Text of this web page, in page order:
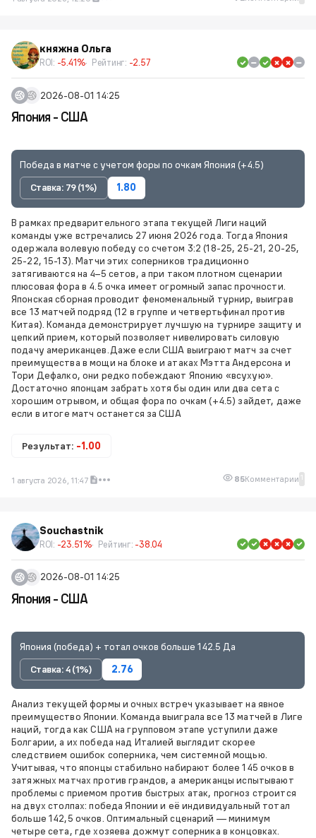
княжна Ольга
ROI: -5.41% Рейтинг: -2.57
2026-08-01 14:25
Япония - США
Победа в матче с учетом форы по очкам Япония (+4.5)
Ставка: 79 (1%)
1.80
В рамках предварительного этапа текущей Лиги наций
команды уже встречались 27 июня 2026 года. Тогда Япония
одержала волевую победу со счетом 3:2 (18-25, 25-21, 20-25,
25-22, 15-13). Матчи этих соперников традиционно
затягиваются на 4–5 сетов, а при таком плотном сценарии
плюсовая фора в 4.5 очка имеет огромный запас прочности.
Японская сборная проводит феноменальный турнир, выиграв
все 13 матчей подряд (12 в группе и четвертьфинал против
Китая). Команда демонстрирует лучшую на турнире защиту и
цепкий прием, который позволяет нивелировать силовую
подачу американцев.Даже если США выиграют матч за счет
преимущества в мощи на блоке и атаках Мэтта Андерсона и
Тори Дефалко, они редко побеждают Японию «всухую».
Достаточно японцам забрать хотя бы один или два сета с
хорошим отрывом, и общая фора по очкам (+4.5) зайдет, даже
если в итоге матч останется за США
Результат: -1.00
1 августа 2026, 11:47 85Комментарии 1
Souchastnik
ROI: -23.51% Рейтинг: -38.04
2026-08-01 14:25
Япония - США
Япония (победа) + тотал очков больше 142.5 Да
Ставка: 4 (1%)
2.76
Анализ текущей формы и очных встреч указывает на явное
преимущество Японии. Команда выиграла все 13 матчей в Лиге
наций, тогда как США на групповом этапе уступили даже
Болгарии, а их победа над Италией выглядит скорее
следствием ошибок соперника, чем системной мощью.
Учитывая, что японцы стабильно набирают более 145 очков в
затяжных матчах против грандов, а американцы испытывают
проблемы с приемом против быстрых атак, прогноз строится
на двух столпах: победа Японии и её индивидуальный тотал
больше 142,5 очков. Оптимальный сценарий — минимум
четыре сета, где хозяева дожмут соперника в концовках.